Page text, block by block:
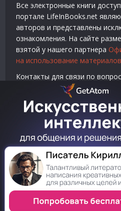
Все электронные книги
портале LifeInBooks.net
авторов и представлены
ознакомления. На сайте
взятой у нашего партнера
на использование
Контакты для связи по
E-mail:admin@lifeinbooks.net
© 2012-2024 LifeInBooks.net -
fb2, epub,